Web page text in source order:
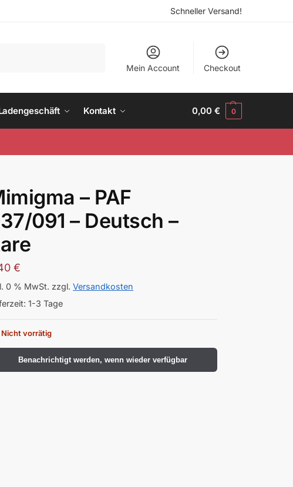
Schneller Versand!
Mein Account Checkout
Kontakt 0,00€ 0
– PAF
091 – Deutsch –
€
0 % MwSt. zzgl.Versandkosten
1-3 Tage
Nicht vorrätig
Benachrichtigt werden, wenn wieder verfügbar